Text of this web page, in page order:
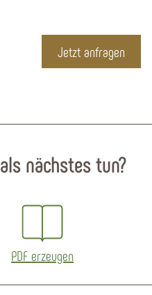
nächstes tun?
PDF erzeugen